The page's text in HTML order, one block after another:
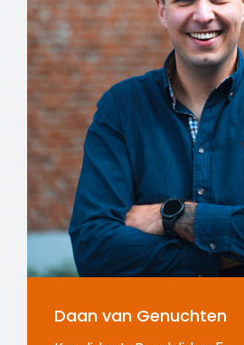
Daan van Genuchten